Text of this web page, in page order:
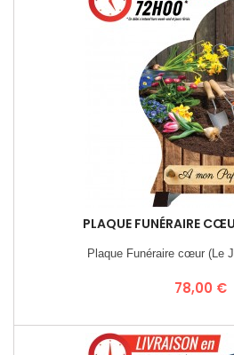
PLAQUE FUNÉRAIRE
Plaque Funéraire cœur (Le
Prix
78,00 €